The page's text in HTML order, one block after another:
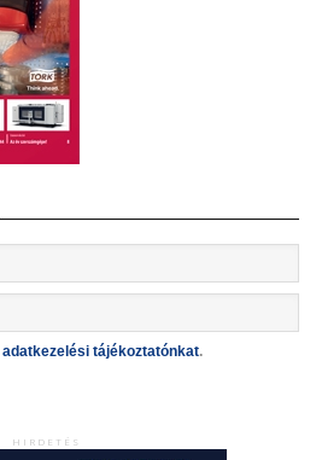
adatkezelési tájékoztatónkat.
HIRDETÉS